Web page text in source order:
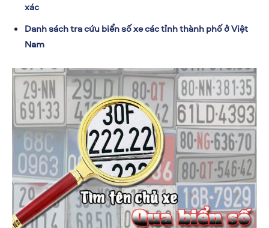
xác
Danh sách tra cứu biển số xe các tỉnh thành phố ở Việt
Nam